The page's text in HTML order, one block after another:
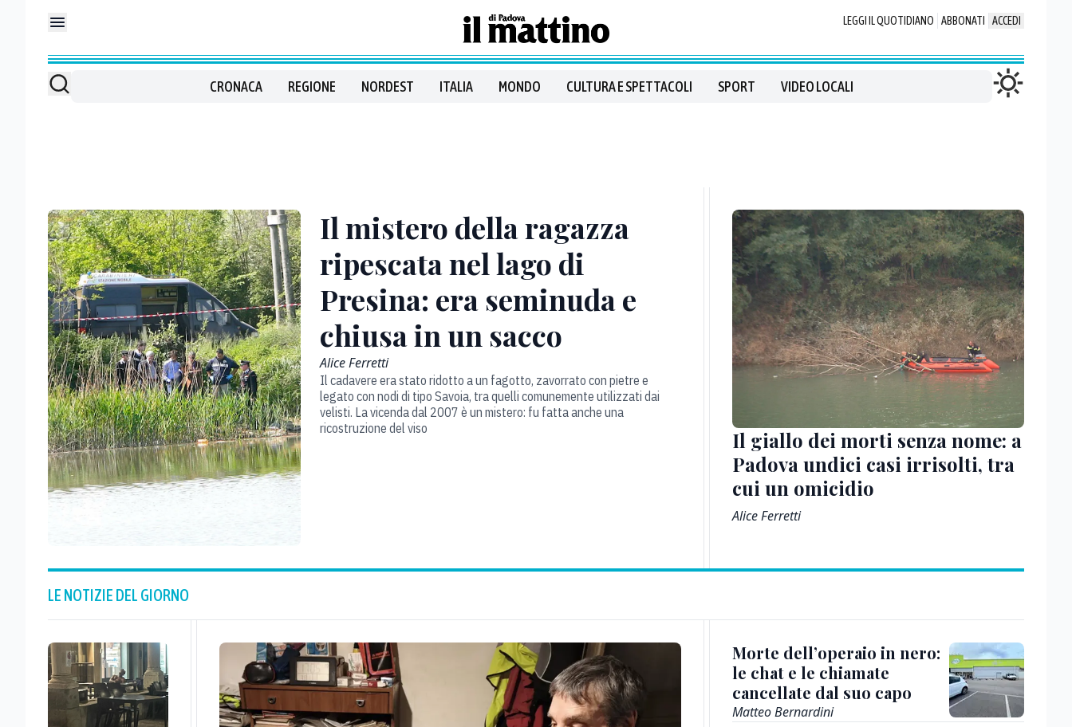
LEGGI IL QUOTIDIANO ABBONATI ACCEDI
CRONACA REGIONE NORDEST ITALIA MONDO CULTURA E SPETTACOLI SPORT VIDEO LOCALI
Il mistero della ragazza
ripescata nel lago di
Presina: era seminuda e
chiusa in un sacco
Alice Ferretti
Il cadavere era stato ridotto a un fagotto, zavorrato con pietre e
legato con nodi di tipo Savoia, tra quelli comunemente utilizzati dai
velisti. La vicenda dal 2007 è un mistero: fu fatta anche una
ricostruzione del viso
Il giallo dei morti senza nome: a
Padova undici casi irrisolti, tra
cui un omicidio
Alice Ferretti
LE NOTIZIE DEL GIORNO
Morte dell’operaio in nero:
le chat e le chiamate
cancellate dal suo capo
Matteo Bernardini